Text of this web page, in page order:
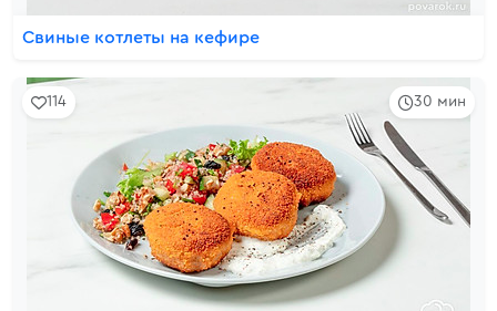
Свиные котлеты на кефире
30 мин
114